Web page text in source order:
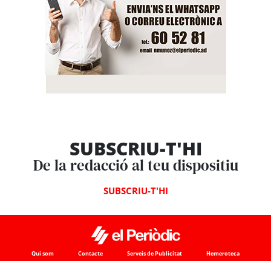
SUBSCRIU-T'HI
De la redacció al teu dispositiu
SUBSCRIU-T'HI
Qui som Contacte Serveis de Publicitat Hemeroteca